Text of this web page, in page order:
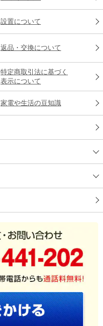
設置について
返品・交換について
特定商取引法に基づく
表示について
家電や生活の豆知識